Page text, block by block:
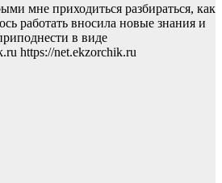
мне приходиться разбираться, как
работать вносила новые знания и
в виде
https://net.ekzorchik.ru